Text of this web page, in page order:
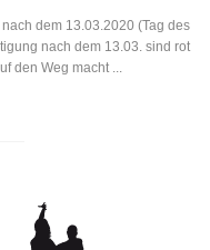
dem 13.03.2020 (Tag des
nach dem 13.03. sind rot
den Weg macht ...